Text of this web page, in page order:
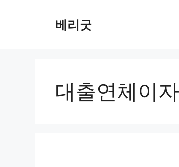
베리굿
대출연체이자